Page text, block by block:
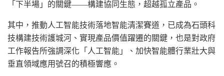
「下半場」的關鍵——構建協同生態，超越孤立產品。
其中，推動人工智能技術落地智能清潔賽道，已成為石頭科
技構建技術護城河、實現產品價值躍遷的關鍵，也是對政府
工作報告所強調深化「人工智能」、加快智能體行業壯大與
垂直領域應用號召的積極響應。